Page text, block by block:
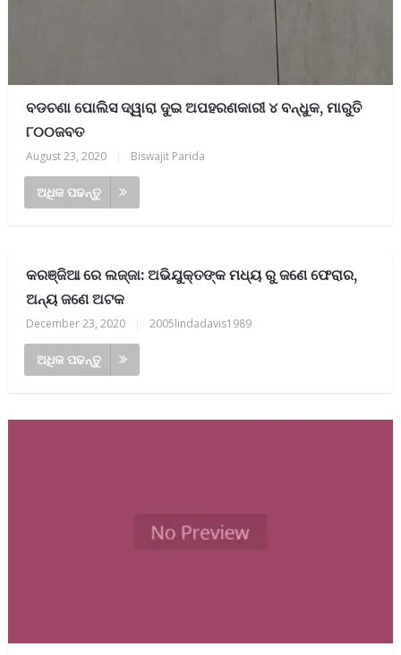
ବଡଚଣା ପୋଲିସ ଦ୍ୱାରା ଦୁଇ ଅପହରଣକାରୀ ୪ ବନ୍ଧୁକ, ମାରୁତି
୮୦୦ଜବତ
August 23, 2020 Biswajit Parida
ଅଧିକ ପଢନ୍ତୁ
କରଞ୍ଜିଆ ରେ ଲଜ୍ଜା: ଅଭିଯୁକ୍ତଙ୍କ ମଧ୍ୟ ରୁ ଜଣେ ଫେରାର,
ଅନ୍ୟ ଜଣେ ଅଟକ
December 23, 2020 2005lindadavis1989
ଅଧିକ ପଢନ୍ତୁ